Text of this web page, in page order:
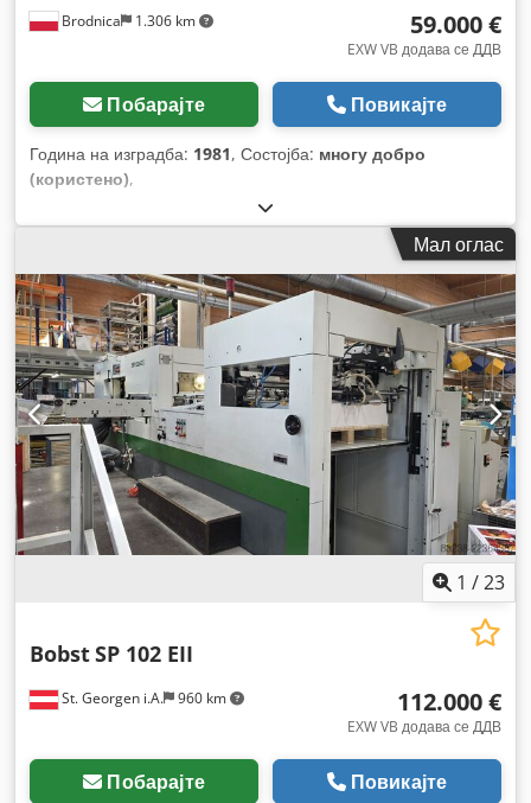
Brodnica 1.306 km 59.000 €
EXW VB додава се ДДВ
Побарајте Повикајте
Година на изградба: 1981, Состојба: многу добро
(користено),
Мал оглас
1 /23
St. Georgen i.A. 960 km
BobstSP 102 EII
112.000 €
EXW VB додава се ДДВ
Побарајте Повикајте